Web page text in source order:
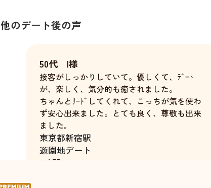
他のデート後の声
50代 I様
接客がしっかりしていて。優しくて、ﾃﾞｰﾄ
が、楽しく、気分的も癒されました。
ちゃんとﾘｰﾄﾞしてくれて、こっちが気を使わ
ず安心出来ました。とても良く、尊敬も出来
ました｡
東京都新宿駅
遊園地デート
5時間